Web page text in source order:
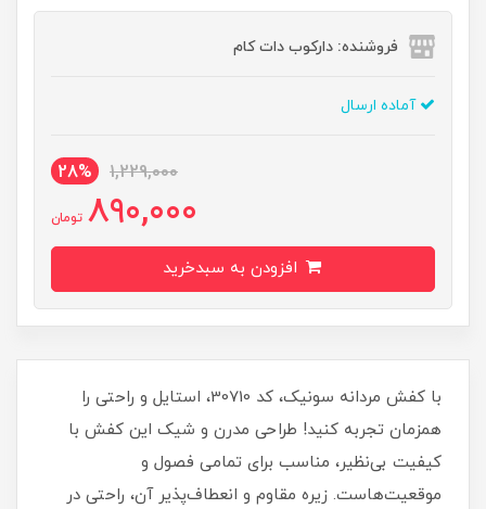
فروشنده: دارکوب دات کام
آماده ارسال
1,229,000
28%
890,000 تومان
با کفش مردانه سونیک، کد 30710، استایل و راحتی را
همزمان تجربه کنید! طراحی مدرن و شیک این کفش با
کیفیت بی‌نظیر، مناسب برای تمامی فصول و
موقعیت‌هاست. زیره مقاوم و انعطاف‌پذیر آن، راحتی در